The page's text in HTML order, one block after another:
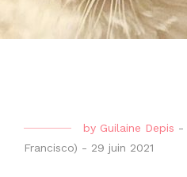
by Guilaine Depis -
Francisco) - 29 juin 2021